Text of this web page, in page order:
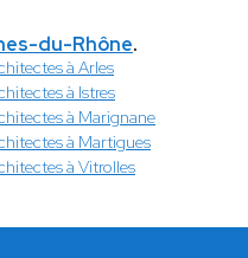
du-Rhône.
à Arles
à Istres
à Marignane
à Martigues
à Vitrolles